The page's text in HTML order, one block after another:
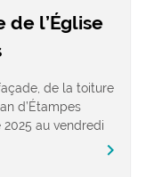
de l’Église
de la toiture
d’Étampes
au vendredi
keyboard_arrow_right